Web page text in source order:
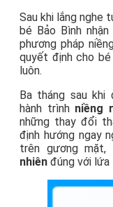
Sau khi lắng nghe
bé Bảo Bình
phương pháp
quyết định cho
luôn.
Ba tháng sau khi
hành trình niềng
những thay đổi
định hướng ngay
trên gương
nhiên đúng với lứa